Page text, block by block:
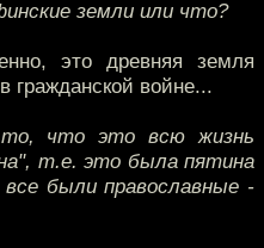
земли или что?
это древняя земля
гражданской войне...
что это всю жизнь
т.е. это была пятина
были православные -